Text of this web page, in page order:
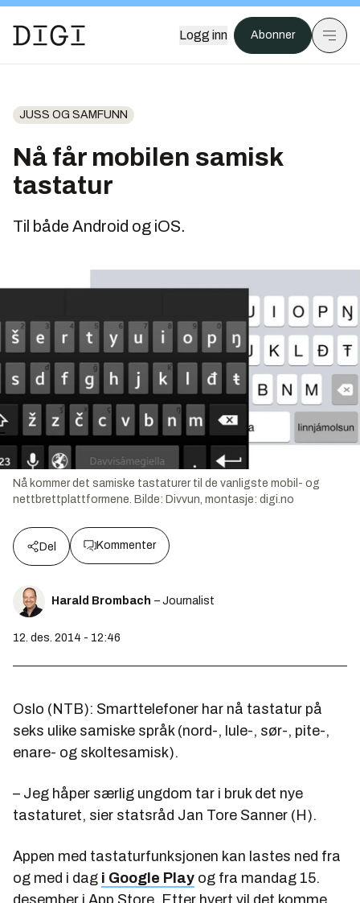
Logg inn Abonner
JUSS OG SAMFUNN
Nå får mobilen samisk
tastatur
Til både Android og iOS.
Nå kommer det samiske tastaturer til de vanligste mobil- og
nettbrettplattformene. Bilde: Divvun, montasje: digi.no
Del Kommenter
Harald Brombach – Journalist
12. des. 2014 - 12:46
Oslo (NTB): Smarttelefoner har nå tastatur på
seks ulike samiske språk (nord-, lule-, sør-, pite-,
enare- og skoltesamisk).
– Jeg håper særlig ungdom tar i bruk det nye
tastaturet, sier statsråd Jan Tore Sanner (H).
Appen med tastaturfunksjonen kan lastes ned fra
og med i dag i Google Play og fra mandag 15.
desember i App Store. Etter hvert vil det komme